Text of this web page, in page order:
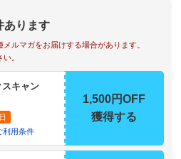
あります
ルマガをお届けする場合があります。
。
スキャン
利用条件
1,500円OFF
獲得する